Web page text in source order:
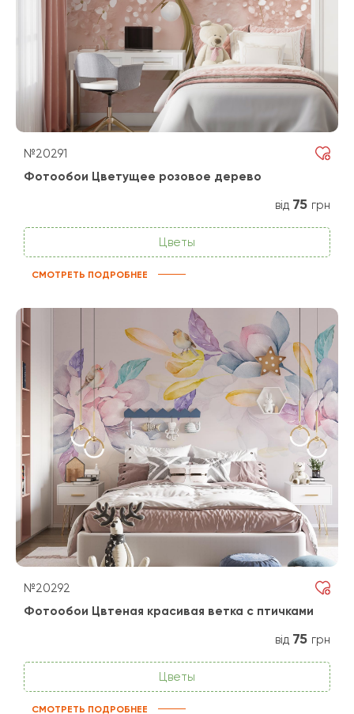
№20291
Фотообои Цветущее розовое дерево
від 75 грн
Цветы
СМОТРЕТЬ ПОДРОБНЕЕ
№20292
Фотообои Цвтеная красивая ветка с птичками
від 75 грн
Цветы
СМОТРЕТЬ ПОДРОБНЕЕ